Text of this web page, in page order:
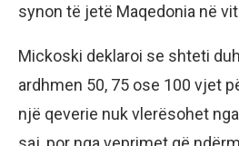
synon të jetë Maqedonia në
Mickoski deklaroi se shteti
ardhmen 50, 75 ose 100 vjet
një qeverie nuk vlerësohet